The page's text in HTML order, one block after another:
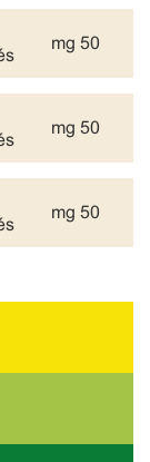
50 mg
50 mg
50 mg